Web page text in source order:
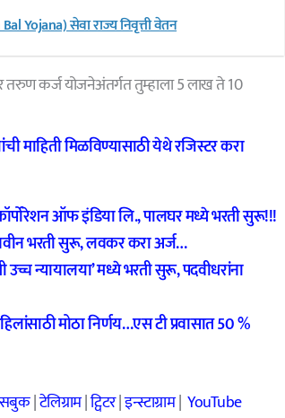
Yojana) सेवा राज्य निवृत्ती वेतन
कर्ज योजनेअंतर्गत तुम्हाला 5 लाख ते 10
माहिती मिळविण्यासाठी येथे रजिस्टर करा
ऑफ इंडिया लि., पालघर मध्ये भरती सुरू!!!
भरती सुरू, लवकर करा अर्ज…
न्यायालया’ मध्ये भरती सुरू, पदवीधरांना
मोठा निर्णय…एस टी प्रवासात 50 %
|टेलिग्राम|ट्विटर|इन्स्टाग्राम|YouTube